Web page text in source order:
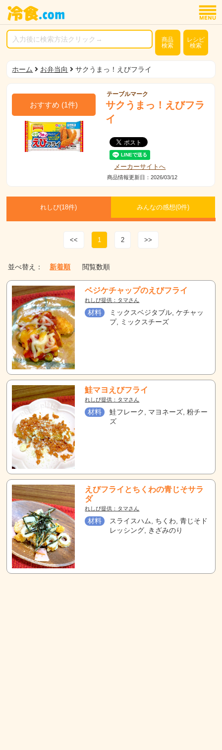
商品
検索
レシピ
検索
ホーム お弁当向 サクうまっ！えびフライ
おすすめ (1件)
テーブルマーク
サクうまっ！えびフラ
イ
メーカーサイトへ
商品情報更新日：2026/03/12
れしぴ(18件) みんなの感想(0件)
<< 1 2 >>
並べ替え： 新着順 閲覧数順
ベジケチャップのえびフライ
れしぴ提供：タマさん
材料
ミックスベジタブル, ケチャッ
プ, ミックスチーズ
鮭マヨえびフライ
れしぴ提供：タマさん
材料
鮭フレーク, マヨネーズ, 粉チー
ズ
えびフライとちくわの青じそサラ
ダ
れしぴ提供：タマさん
材料
スライスハム, ちくわ, 青じそド
レッシング, きざみのり